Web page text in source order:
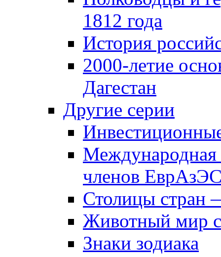
1812 года
История
2000-летие
Дагестан
Другие серии
Международная
членов
Столицы стран
Животный мир
Знаки зодиака